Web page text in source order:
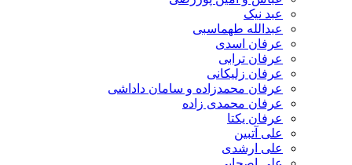
عبد نیک
عبدالله طهماسبی‎
عرفان اسدی
عرفان ترابی
عرفان زلیکانی
عرفان محمدزاده و سامان داداشی
عرفان محمدی زاده
عرفان یکتا
علی آتبین
علی ارشدی